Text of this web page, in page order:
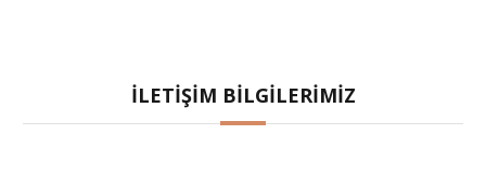
İLETIŞIM BILGILERIMIZ